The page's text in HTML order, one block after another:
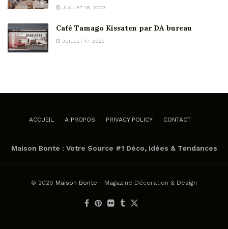
JUILLET 18, 2023
Café Tamago Kissaten par DA bureau
JUILLET 17, 2023
ACCUEIL A PROPOS PRIVACY POLICY CONTACT
Maison Bonte : Votre Source #1 Déco, Idées & Tendances
© 2020 Maison Bonte - Magazine Décoration & Design